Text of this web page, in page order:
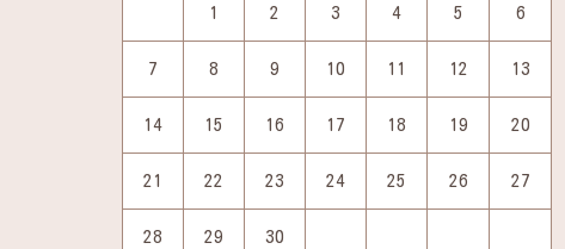
1 2 3 4 5 6
7 8 9 10 11 12 13
14 15 16 17 18 19 20
21 22 23 24 25 26 27
28 29 30